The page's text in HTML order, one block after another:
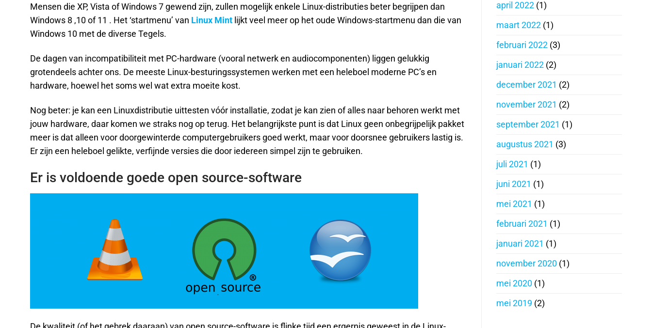
Mensen die XP, Vista of Windows 7 gewend zijn, zullen mogelijk enkele Linux-distributies beter begrijpen dan
Windows 8 ,10 of 11 . Het ‘startmenu’ van Linux Mint lijkt veel meer op het oude Windows-startmenu dan die van
Windows 10 met de diverse Tegels.
De dagen van incompatibiliteit met PC-hardware (vooral netwerk en audiocomponenten) liggen gelukkig
grotendeels achter ons. De meeste Linux-besturingssystemen werken met een heleboel moderne PC’s en
hardware, hoewel het soms wel wat extra moeite kost.
Nog beter: je kan een Linuxdistributie uittesten vóór installatie, zodat je kan zien of alles naar behoren werkt met
jouw hardware, daar komen we straks nog op terug. Het belangrijkste punt is dat Linux geen onbegrijpelijk pakket
meer is dat alleen voor doorgewinterde computergebruikers goed werkt, maar voor doorsnee gebruikers lastig is.
Er zijn een heleboel gelikte, verfijnde versies die door iedereen simpel zijn te gebruiken.
Er is voldoende goede open source-software
april 2022 (1)
maart 2022 (1)
februari 2022 (3)
januari 2022 (2)
december 2021 (2)
november 2021 (2)
september 2021 (1)
augustus 2021 (3)
juli 2021 (1)
juni 2021 (1)
mei 2021 (1)
februari 2021 (1)
januari 2021 (1)
november 2020 (1)
mei 2020 (1)
mei 2019 (2)